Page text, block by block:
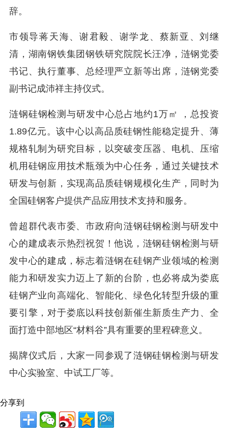
辞。
市领导蒋天海、谢君毅、谢学龙、蔡新亚、刘继
清，湖南钢铁集团钢铁研究院院长汪净，涟钢党委
书记、执行董事、总经理严立新等出席，涟钢党委
副书记成沛祥主持仪式。
涟钢硅钢检测与研发中心总占地约1万㎡ ，总投资
1.89亿元。该中心以高品质硅钢性能稳定提升、薄
规格轧制为研究目标，以突破变压器、电机、压缩
机用硅钢应用技术瓶颈为中心任务，通过关键技术
研发与创新，实现高品质硅钢规模化生产，同时为
全国硅钢客户提供产品应用技术支持和服务。
曾超群代表市委、市政府向涟钢硅钢检测与研发中
心的建成表示热烈祝贺！他说，涟钢硅钢检测与研
发中心的建成，标志着涟钢在硅钢产业领域的检测
能力和研发实力迈上了新的台阶，也必将成为娄底
硅钢产业向高端化、智能化、绿色化转型升级的重
要引擎，对于娄底以科技创新催生新质生产力、全
面打造中部地区“材料谷”具有重要的里程碑意义。
揭牌仪式后，大家一同参观了涟钢硅钢检测与研发
中心实验室、中试工厂等。
分享到